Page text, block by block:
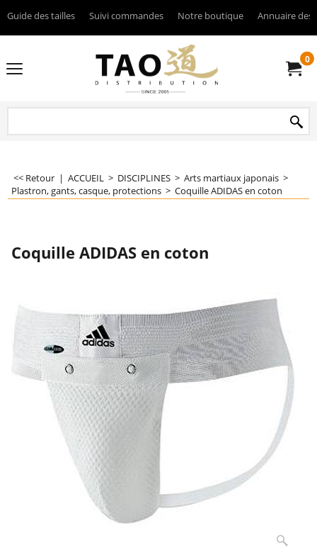
Guide des tailles Suivi commandes Notre boutique Annuaire des
0
<< Retour | ACCUEIL > DISCIPLINES > Arts martiaux japonais >
Plastron, gants, casque, protections > Coquille ADIDAS en coton
Coquille ADIDAS en coton